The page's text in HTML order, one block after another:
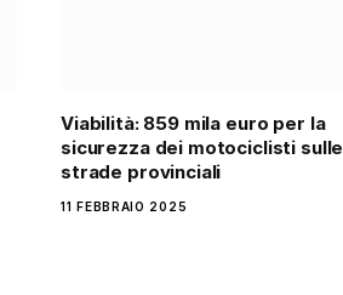
Viabilità: 859 mila euro per la
sicurezza dei motociclisti sulle
strade provinciali
11 FEBBRAIO 2025